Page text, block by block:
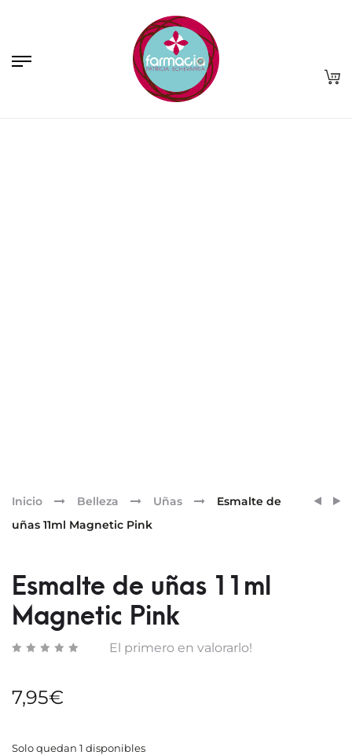
Inicio Belleza Uñas
Esmalte de
uñas 11ml Magnetic Pink
Esmalte de uñas 11ml
Magnetic Pink
El primero en valorarlo!
7,95€
Solo quedan 1 disponibles